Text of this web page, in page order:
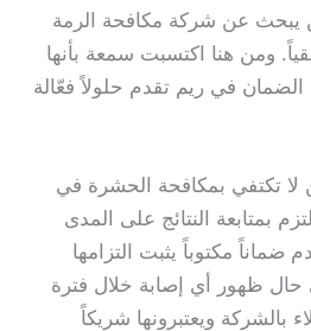
يبحث عن شركة مكافحة الرمة
ومن هنا اكتسبت سمعة بأنها
في ريم تقدم حلولاً فعّالة
لا تكتفي بمكافحة الحشرة في
بمتابعة النتائج على المدى
ضماناً مكتوباً يثبت التزامها
حال ظهور أي إصابة خلال فترة
بالشركة ويعتبرونها شريكاً